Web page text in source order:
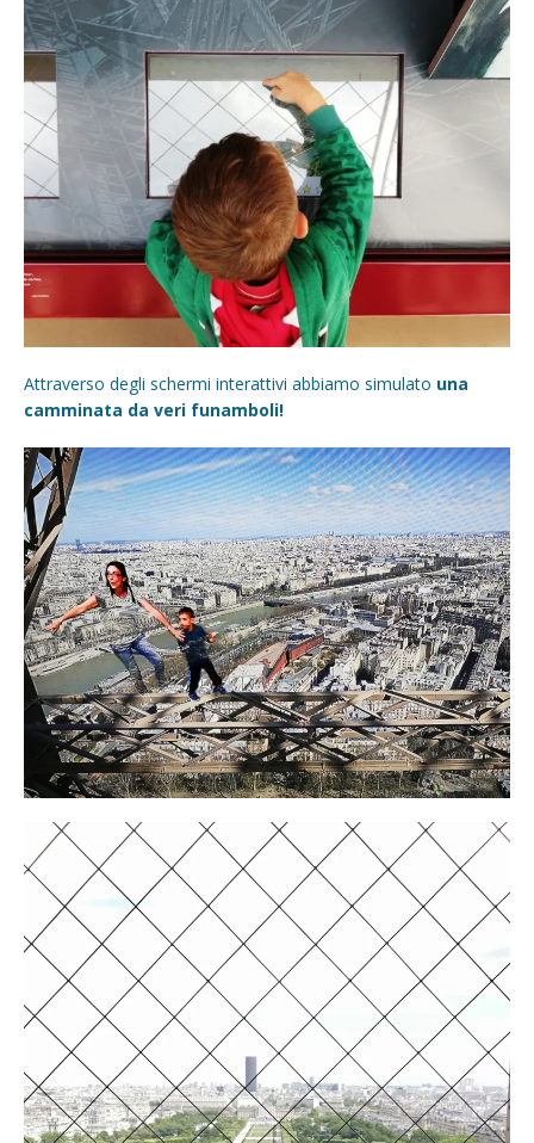
Attraverso degli schermi interattivi abbiamo simulato una
camminata da veri funamboli!